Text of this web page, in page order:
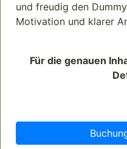
und freudig den
Motivation und klarer
Für die genauen